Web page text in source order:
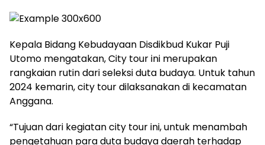
Kepala Bidang Kebudayaan Disdikbud Kukar Puji
Utomo mengatakan, City tour ini merupakan
rangkaian rutin dari seleksi duta budaya. Untuk tahun
2024 kemarin, city tour dilaksanakan di kecamatan
Anggana.
“Tujuan dari kegiatan city tour ini, untuk menambah
pengetahuan para duta budaya daerah terhadap